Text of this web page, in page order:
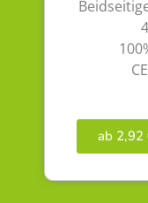
ab 2,92